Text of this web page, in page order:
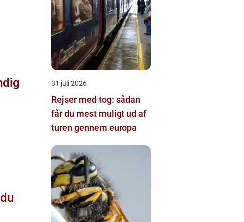
31 juli 2026
Rejser med tog: sådan
får du mest muligt ud af
turen gennem europa